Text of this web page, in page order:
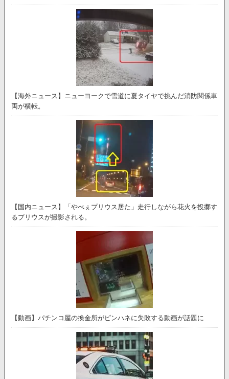
【海外ニュース】ニューヨークで雪道に夏タイヤで挑んだ消防関係車
両が横転。
【国内ニュース】「やべぇプリウス居た」走行しながら花火を投擲す
るプリウスが撮影される。
【動画】パチンコ屋の換金所がピンハネに失敗する動画が話題に